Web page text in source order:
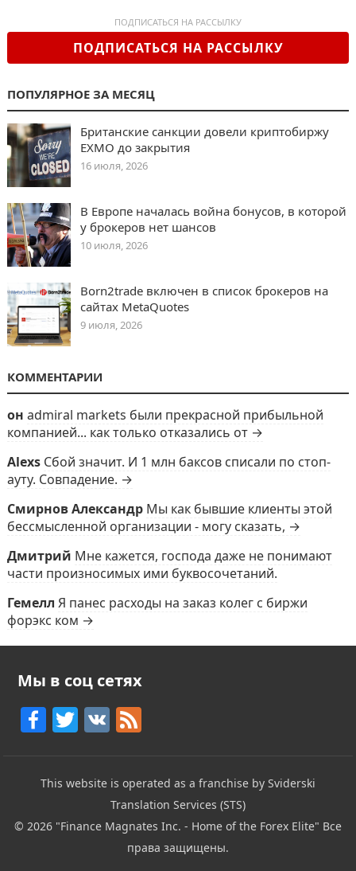
ПОДПИСАТЬСЯ НА РАССЫЛКУ
ПОДПИСАТЬСЯ НА РАССЫЛКУ
ПОПУЛЯРНОЕ ЗА МЕСЯЦ
Британские санкции довели криптобиржу
EXMO до закрытия
16 июля, 2026
В Европе началась война бонусов, в которой
у брокеров нет шансов
10 июля, 2026
Born2trade включен в список брокеров на
сайтах MetaQuotes
9 июля, 2026
КОММЕНТАРИИ
он admiral markets были прекрасной прибыльной
компанией... как только отказались от →
Alexs Сбой значит. И 1 млн баксов списали по стоп-
ауту. Совпадение. →
Смирнов Александр Мы как бывшие клиенты этой
бессмысленной организации - могу сказать, →
Дмитрий Мне кажется, господа даже не понимают
части произносимых ими буквосочетаний.
Гемелл Я панес расходы на заказ колег с биржи
форэкс ком →
Мы в соц сетях
F
c
e
b
T
itt
er
V F
e
d
This website is operated as a franchise by Sviderski
Translation Services (STS)
© 2026 "Finance Magnates Inc. - Home of the Forex Elite" Все
права защищены.